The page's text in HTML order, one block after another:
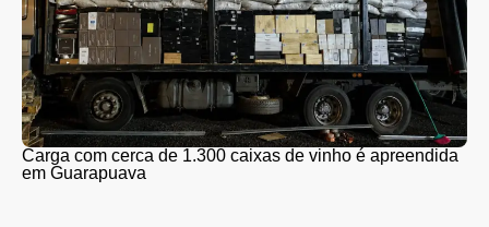
Carga com cerca de 1.300 caixas de vinho é apreendida
em Guarapuava